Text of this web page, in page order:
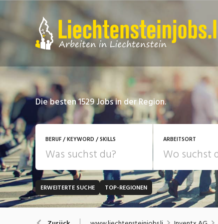
Die besten 1529 Jobs in der Region.
BERUF / KEYWORD / SKILLS ARBEITSORT
JOB-TYP
Festanstellung
Bank, Versicherung
ERWEITERTE SUCHE TOP-REGIONEN